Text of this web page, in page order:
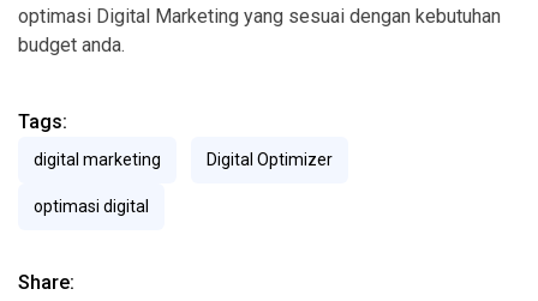
optimasi Digital Marketing yang sesuai dengan kebutuhan
budget anda.
Tags:
digital marketing Digital Optimizer
optimasi digital
Share: